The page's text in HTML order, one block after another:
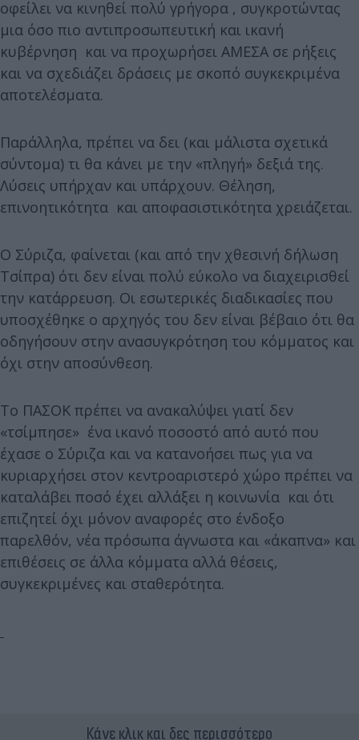
οφείλει να κινηθεί πολύ γρήγορα , συγκροτώντας
μια όσο πιο αντιπροσωπευτική και ικανή
κυβέρνηση και να προχωρήσει ΑΜΕΣΑ σε ρήξεις
και να σχεδιάζει δράσεις με σκοπό συγκεκριμένα
αποτελέσματα.
Παράλληλα, πρέπει να δει (και μάλιστα σχετικά
σύντομα) τι θα κάνει με την «πληγή» δεξιά της.
Λύσεις υπήρχαν και υπάρχουν. Θέληση,
επινοητικότητα και αποφασιστικότητα χρειάζεται.
Ο Σύριζα, φαίνεται (και από την χθεσινή δήλωση
Τσίπρα) ότι δεν είναι πολύ εύκολο να διαχειρισθεί
την κατάρρευση. Οι εσωτερικές διαδικασίες που
υποσχέθηκε ο αρχηγός του δεν είναι βέβαιο ότι θα
οδηγήσουν στην ανασυγκρότηση του κόμματος και
όχι στην αποσύνθεση.
Το ΠΑΣΟΚ πρέπει να ανακαλύψει γιατί δεν
«τσίμπησε» ένα ικανό ποσοστό από αυτό που
έχασε ο Σύριζα και να κατανοήσει πως για να
κυριαρχήσει στον κεντροαριστερό χώρο πρέπει να
καταλάβει ποσό έχει αλλάξει η κοινωνία και ότι
επιζητεί όχι μόνον αναφορές στο ένδοξο
παρελθόν, νέα πρόσωπα άγνωστα και «άκαπνα» και
επιθέσεις σε άλλα κόμματα αλλά θέσεις,
συγκεκριμένες και σταθερότητα.
Κάνε κλικ και δες περισσότερο